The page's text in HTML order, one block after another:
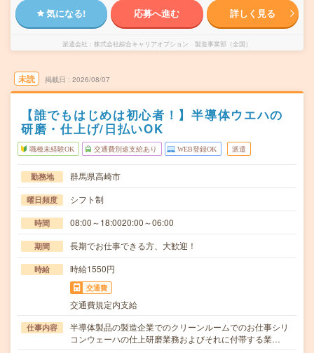
気になる! 応募へ進む 詳しく見る
派遣会社 株式会社綜合キャリアオプション 製造事業部（全国）
未読 掲載日 2026/08/07
【誰でもはじめは初心者！】半導体ウエハの
研磨・仕上げ/日払いOK
職種未経験OK 交通費別途支給あり WEB登録OK 派遣
勤務地 群馬県高崎市
曜日頻度 シフト制
時間 08:00～18:0020:00～06:00
期間 長期でお仕事できる方、大歓迎！
時給 時給1550円
交通費
交通費規定内支給
仕事内容
半導体製品の製造企業でのクリーンルームでのお仕事シリ
コンウェーハの仕上研磨業務およびそれに付帯する業…